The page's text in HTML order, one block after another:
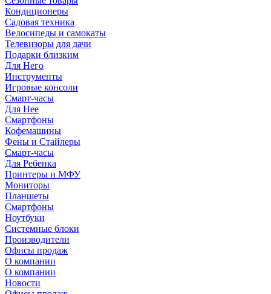
Кондиционеры
Садовая техника
Велосипеды и самокаты
Телевизоры для дачи
Подарки близким
Для Него
Инструменты
Игровые консоли
Смарт-часы
Для Нее
Смартфоны
Кофемашины
Фены и Стайлеры
Смарт-часы
Для Ребенка
Принтеры и МФУ
Мониторы
Планшеты
Смартфоны
Ноутбуки
Системные блоки
Производители
Офисы продаж
О компании
О компании
Новости